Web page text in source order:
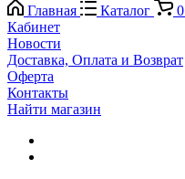
Главная
Каталог 0
Кабинет
Новости
Доставка, Оплата и Возврат
Оферта
Контакты
Найти магазин